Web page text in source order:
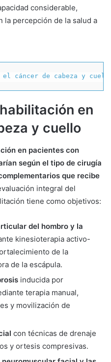
considerable,
la percepción de la salud a
el cáncer de cabeza y
en
y cuello
en pacientes con
según el tipo de cirugía
que recibe
integral del
tiene como objetivos:
del hombro y la
kinesioterapia activo-
de la
de la escápula.
inducida por
terapia manual,
y movilización de
con técnicas de drenaje
y ortesis compresivas.